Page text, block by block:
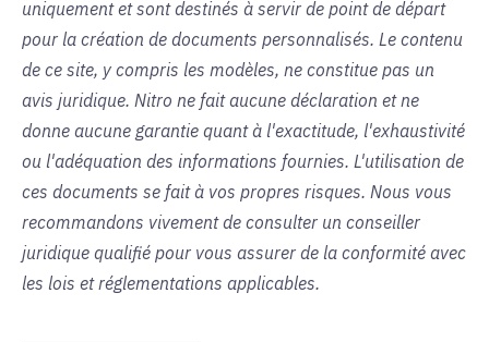
uniquement et sont destinés à servir de point de départ
pour la création de documents personnalisés. Le contenu
de ce site, y compris les modèles, ne constitue pas un
avis juridique. Nitro ne fait aucune déclaration et ne
donne aucune garantie quant à l'exactitude, l'exhaustivité
ou l'adéquation des informations fournies. L'utilisation de
ces documents se fait à vos propres risques. Nous vous
recommandons vivement de consulter un conseiller
juridique qualifié pour vous assurer de la conformité avec
les lois et réglementations applicables.